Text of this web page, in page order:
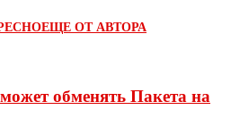
ЕЩЕ ОТ АВТОРА
обменять Пакета на